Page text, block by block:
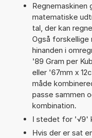
Regnemaskinen
matematiske
tal, der kan
Også forskellige
hinanden i
'89 Gram per
eller '67mm x
måde
passe sammen
kombination.
I stedet for '√9'
Hvis der er sat